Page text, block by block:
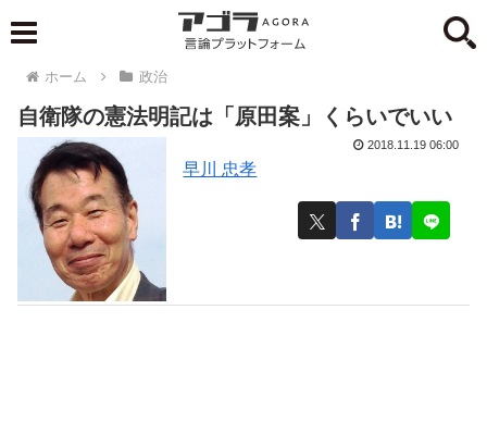
ホーム 政治
自衛隊の憲法明記は「原田案」くらいでいい
早川 忠孝
2018.11.19 06:00